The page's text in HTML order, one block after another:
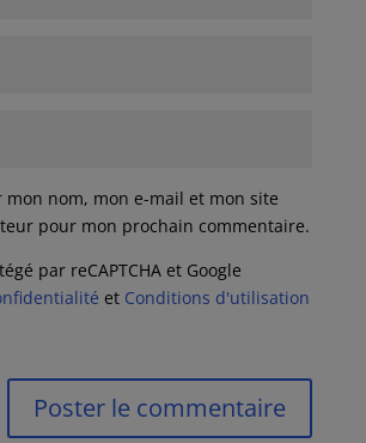
mon nom, mon e-mail et mon site
pour mon prochain commentaire.
par reCAPTCHA et Google
et Conditions d'utilisation